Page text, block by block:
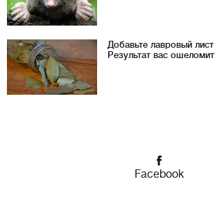
Добавьте лавровый лист
Результат вас
Facebook